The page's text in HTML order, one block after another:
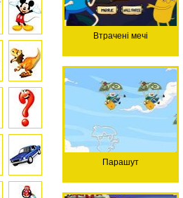
Втрачені мечі
Парашут